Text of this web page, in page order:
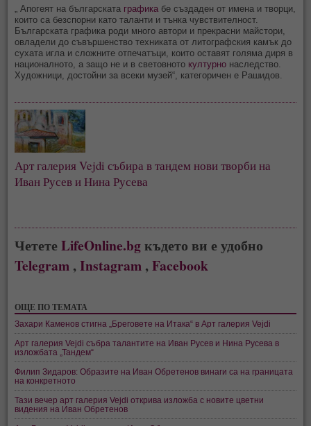
„ Апогеят на българската графика бе създаден от имена и творци,
които са безспорни като таланти и тънка чувствителност.
Българската графика роди много автори и прекрасни майстори,
овладели до съвършенство техниката от литографския камък до
сухата игла и сложните отпечатъци, които оставят голяма диря в
националното, а защо не и в световното културно наследство.
Художници, достойни за всеки музей“, категоричен е Рашидов.
Арт галерия Vejdi събира в тандем нови творби на
Иван Русев и Нина Русева
ЧететеLifeOnline.bgкъдето ви е удобно
Telegram ,Instagram ,Facebook
ОЩЕ ПО ТЕМАТА
Захари Каменов стигна „Бреговете на Итака“ в Арт галерия Vejdi
Арт галерия Vejdi събра талантите на Иван Русев и Нина Русева в
изложбата „Тандем“
Филип Зидаров: Образите на Иван Обретенов винаги са на границата
на конкретното
Тази вечер арт галерия Vejdi открива изложба с новите цветни
видения на Иван Обретенов